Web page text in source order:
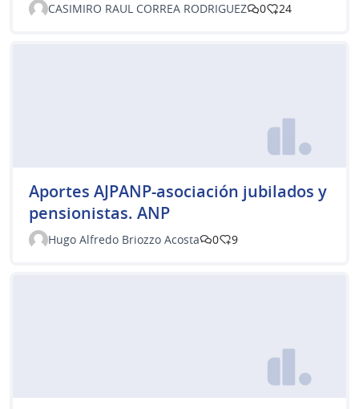
CASIMIRO RAUL CORREA RODRIGUEZ 0 24
Aportes AJPANP-asociación jubilados y
pensionistas. ANP
Hugo Alfredo Briozzo Acosta 0 9